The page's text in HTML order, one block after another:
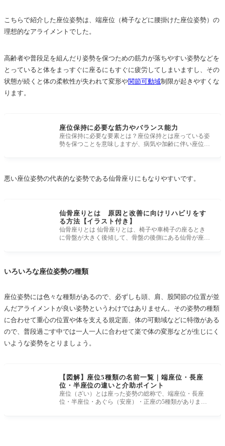
こちらで紹介した座位姿勢は、端座位（椅子などに腰掛けた座位姿勢）の
理想的なアライメントでした。
高齢者や普段足を組んだり姿勢を保つための筋力が落ちやすい姿勢などを
とっていると体をまっすぐに座るにもすぐに疲労してしまいますし、その
状態が続くと体の柔軟性が失われて変形や関節可動域制限が起きやすくな
ります。
座位保持に必要な筋力やバランス能力
座位保持に必要な要素とは？座位保持とは座っている姿
勢を保つことを意味しますが、病気や加齢に伴い座位姿
悪い座位姿勢の代表的な姿勢である仙骨座りにもなりやすいです。
仙骨座りとは 原因と改善に向けリハビリをす
る方法【イラスト付き】
仙骨座りとは 仙骨座りとは、椅子や車椅子の座るとき
に骨盤が大きく後傾して、骨盤の後側にある仙骨が座面
いろいろな座位姿勢の種類
座位姿勢には色々な種類があるので、必ずしも頭、肩、股関節の位置が並
んだアライメントが良い姿勢というわけではありません。その姿勢の種類
に合わせて重心の位置や体を支える規定面、体の可動域などに特徴がある
ので、普段過ごす中では一人一人に合わせて楽で体の変形などが生じにく
いような姿勢をとりましょう。
【図解】座位5種類の名前一覧｜端座位・長座
位・半座位の違いと介助ポイント
座位（ざい）とは座った姿勢の総称で、端座位・長座
位・半座位・あぐら（安座）・正座の5種類がありま